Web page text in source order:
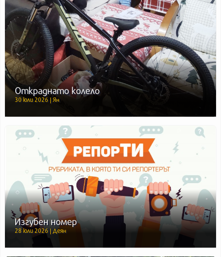
Откраднато колело
30 юли 2026 | Ян
Изгубен номер
28 юли 2026 | Деян